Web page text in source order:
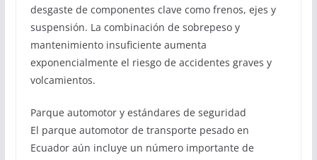
desgaste de componentes clave como frenos, ejes y
suspensión. La combinación de sobrepeso y
mantenimiento insuficiente aumenta
exponencialmente el riesgo de accidentes graves y
volcamientos.
Parque automotor y estándares de seguridad
El parque automotor de transporte pesado en
Ecuador aún incluye un número importante de